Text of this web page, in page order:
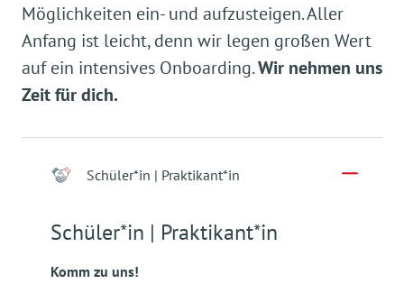
Möglichkeiten ein- und aufzusteigen. Aller
Anfang ist leicht, denn wir legen großen Wert
auf ein intensives Onboarding.Wir nehmen uns
Zeit für dich.
Schüler*in | Praktikant*in
Schüler*in | Praktikant*in
Komm zu uns!